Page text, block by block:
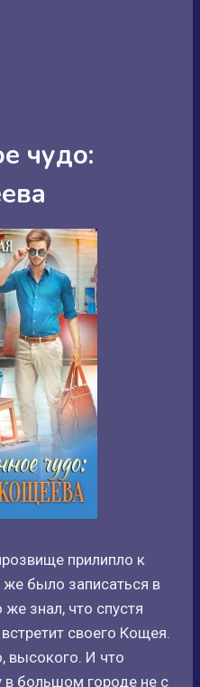
чудо:
прилипло к
было записаться в
знал, что спустя
своего Кощея.
высокого. И что
большом городе не с